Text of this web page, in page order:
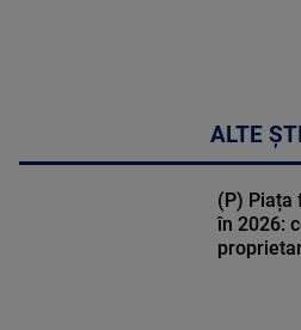
ALTE
(P) Piața
în 2026: